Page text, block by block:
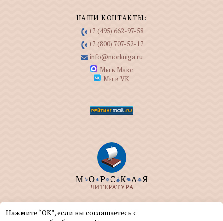
НАШИ КОНТАКТЫ:
+7 (495) 662-97-58
+7 (800) 707-52-17
info@morkniga.ru
Мы в Макс
Мы в VK
ООО "МОРКНИГА" занимается изданием и
реализацией книг на морскую тематику.
Нажмите “ОК”, если вы соглашаетесь с